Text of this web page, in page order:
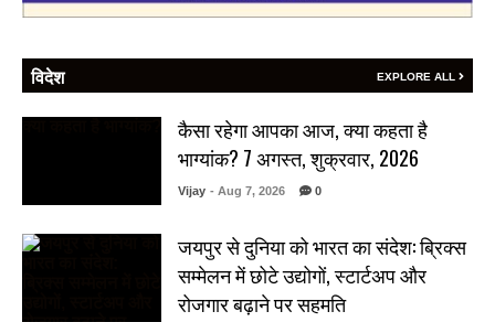
विदेश EXPLORE ALL
कैसा रहेगा आपका आज, क्या कहता है
भाग्यांक? 7 अगस्त, शुक्रवार, 2026
Vijay - Aug 7, 2026 0
जयपुर से दुनिया को भारत का संदेश: ब्रिक्स
सम्मेलन में छोटे उद्योगों, स्टार्टअप और
रोजगार बढ़ाने पर सहमति